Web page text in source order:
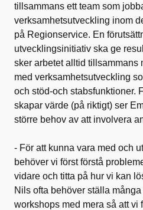
tillsammans ett team som
verksamhetsutveckling inom
på Regionservice. En
utvecklingsinitiativ ska ge
sker arbetet alltid tillsammans
med verksamhetsutveckling
och stöd-och stabsfunktioner.
skapar värde (på riktigt) ser
större behov av att involvera
- För att kunna vara med och
behöver vi först förstå
vidare och titta på hur vi kan
Nils ofta behöver ställa
workshops med mera så att vi